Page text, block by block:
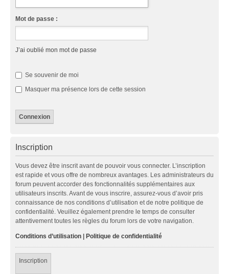
Mot de passe :
J’ai oublié mon mot de passe
Se souvenir de moi
Masquer ma présence lors de cette session
Inscription
Vous devez être inscrit avant de pouvoir vous connecter. L’inscription
est rapide et vous offre de nombreux avantages. Les administrateurs du
forum peuvent accorder des fonctionnalités supplémentaires aux
utilisateurs inscrits. Avant de vous inscrire, assurez-vous d’avoir pris
connaissance de nos conditions d’utilisation et de notre politique de
confidentialité. Veuillez également prendre le temps de consulter
attentivement toutes les règles du forum lors de votre navigation.
Conditions d’utilisation Politique de confidentialité
Inscription